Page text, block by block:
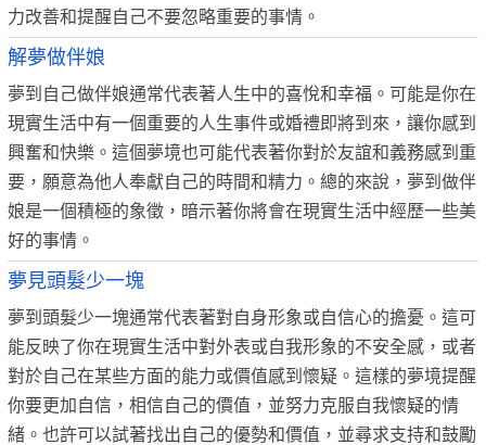
力改善和提醒自己不要忽略重要的事情。
解夢做伴娘
夢到自己做伴娘通常代表著人生中的喜悅和幸福。可能是你在
現實生活中有一個重要的人生事件或婚禮即將到來，讓你感到
興奮和快樂。這個夢境也可能代表著你對於友誼和義務感到重
要，願意為他人奉獻自己的時間和精力。總的來說，夢到做伴
娘是一個積極的象徵，暗示著你將會在現實生活中經歷一些美
好的事情。
夢見頭髮少一塊
夢到頭髮少一塊通常代表著對自身形象或自信心的擔憂。這可
能反映了你在現實生活中對外表或自我形象的不安全感，或者
對於自己在某些方面的能力或價值感到懷疑。這樣的夢境提醒
你要更加自信，相信自己的價值，並努力克服自我懷疑的情
緒。也許可以試著找出自己的優勢和價值，並尋求支持和鼓勵